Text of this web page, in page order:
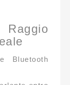
Bluetooth